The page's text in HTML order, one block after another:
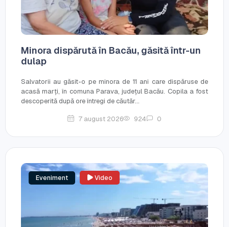
Minora dispărută în Bacău, găsită într-un
dulap
Salvatorii au găsit-o pe minora de 11 ani care dispăruse de
acasă marți, în comuna Parava, județul Bacău. Copila a fost
descoperită după ore întregi de căutăr...
7 august 2026 924 0
Eveniment Video